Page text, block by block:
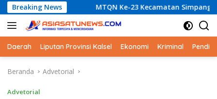
Langsung
ke
konten
Breaking News
MTQN Ke-23 Kecamatan Simpang Empat: Ikhtiar
Daerah Liputan Provinsi Kalsel Ekonomi Kriminal
Beranda Advetorial
Advetorial